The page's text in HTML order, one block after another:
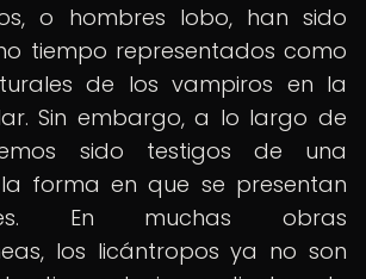
o hombres lobo, han sido
tiempo representados como
de los vampiros en la
Sin embargo, a lo largo de
sido testigos de una
forma en que se presentan
En muchas obras
los licántropos ya no son